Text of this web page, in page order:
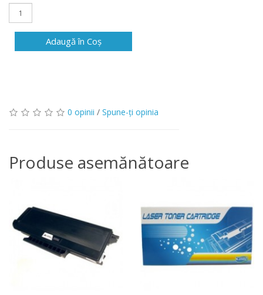
Adaugă în Coş
0 opinii / Spune-ţi opinia
Produse asemănătoare